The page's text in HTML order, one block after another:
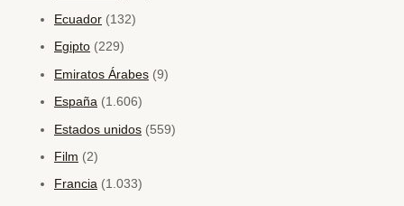
Ecuador (132)
Egipto (229)
Emiratos Árabes (9)
España (1.606)
Estados unidos (559)
Film (2)
Francia (1.033)